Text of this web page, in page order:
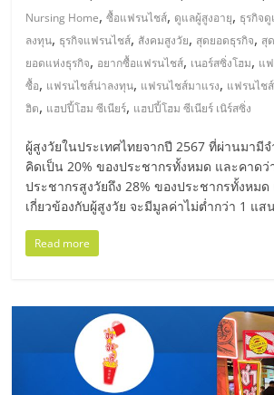
การ
ลงทุน
และ
ขยาย
สา
ขา
แฟ
Nursing Home,ซื้อแฟรนไชส์, ดูแลผู้สูงอายุ, ธุรกิจ
ลงทุน, ธุรกิจแฟรนไชส์, สังคมสูงวัย, สุดยอดธุรกิจ, สุ
ยอดแห่งธุรกิจ, อยากซื้อแฟรนไชส์, เนอร์สซิ่งโฮม, แ
ซื้อ, แฟรนไชส์น่าลงทุน, แฟรนไชส์มาแรง, แฟรนไช
ฮิต, แฮปปี้โฮม ซีเนียร์, แฮปปี้โฮม ซีเนียร์ เนิร์สซิ่ง
ผู้สูงวัยในประเทศไทยจากปี 2567 ที่ผ่านมามี
คิดเป็น 20% ของประชากรทั้งหมด และคาดว่
ประชากรสูงวัยถึง 28% ของประชากรทั้งหม
เกี่ยวข้องกับผู้สูงวัย จะมีมูลค่าไม่ต่ำกว่า 1 แ
Read more